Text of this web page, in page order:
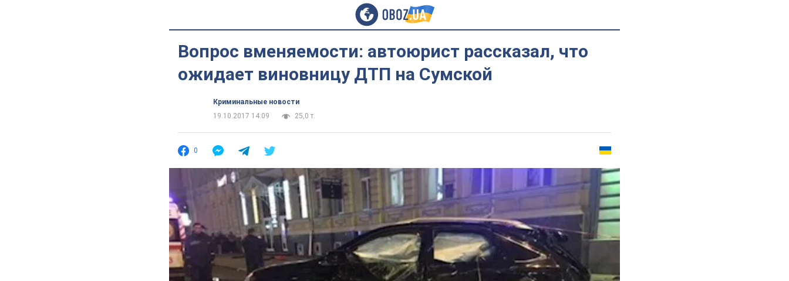
Вопрос вменяемости: автоюрист рассказал, что
ожидает виновницу ДТП на Сумской
Криминальные новости
19.10.2017 14:09
25,0 т.
0